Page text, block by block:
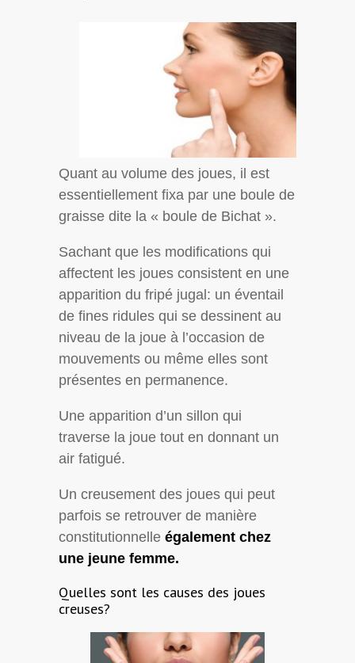
Quant au volume des joues, il est
essentiellement fixa par une boule de
graisse dite la « boule de Bichat ».
Sachant que les modifications qui
affectent les joues consistent en une
apparition du fripé jugal: un éventail
de fines ridules qui se dessinent au
niveau de la joue à l’occasion de
mouvements ou même elles sont
présentes en permanence.
Une apparition d’un sillon qui
traverse la joue tout en donnant un
air fatigué.
Un creusement des joues qui peut
parfois se retrouver de manière
constitutionnelle également chez
une jeune femme.
Quelles sont les causes des joues
creuses?